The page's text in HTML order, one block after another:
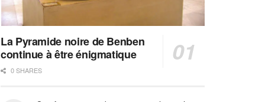
La Pyramide noire de Benben
continue à être énigmatique
0 SHARES